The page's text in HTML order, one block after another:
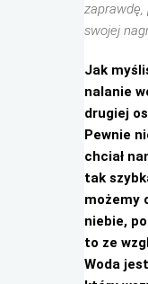
swojej
Jak
nalanie
drugiej
Pewnie
chciał
tak
możemy
niebie,
to ze
Woda